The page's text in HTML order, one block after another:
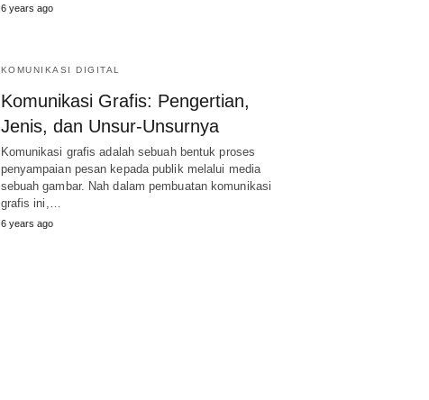
6 years ago
KOMUNIKASI DIGITAL
Komunikasi Grafis: Pengertian,
Jenis, dan Unsur-Unsurnya
Komunikasi grafis adalah sebuah bentuk proses
penyampaian pesan kepada publik melalui media
sebuah gambar. Nah dalam pembuatan komunikasi
grafis ini,…
6 years ago